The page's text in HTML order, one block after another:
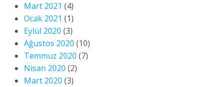
Mart 2021 (4)
Ocak 2021 (1)
Eylül 2020 (3)
Ağustos 2020 (10)
Temmuz 2020 (7)
Nisan 2020 (2)
Mart 2020 (3)